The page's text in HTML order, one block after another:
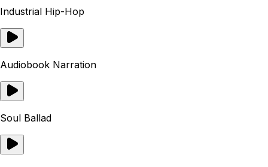
Industrial Hip-Hop
Audiobook Narration
Soul Ballad